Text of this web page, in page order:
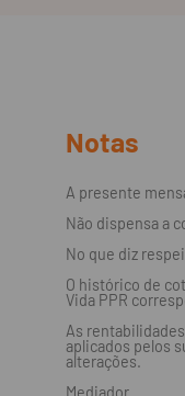
Notas
A presente
Não dispensa a
No que diz
O histórico de
Vida PPR
As
aplicados pelos
alterações.
Mediador